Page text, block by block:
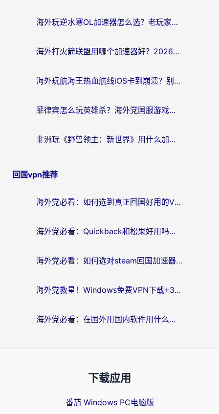
海外玩逆水寒OL加速器怎么选？老玩家亲测的避坑指南
海外打火箭联盟用哪个加速器好？2026实测指南帮你告别延迟卡顿
海外玩航海王热血航线iOS卡到崩溃？别慌，这篇指南解决你的国服游戏加速难题
菲律宾怎么玩英雄杀？海外党国服游戏畅玩指南（附延迟解决秘籍）
非洲玩《野兽领主：新世界》用什么加速器好？留学生亲测有效的解决方案
回国vpn推荐
海外党必看：如何选到真正回国好用的VPN？实测+避坑指南
海外党必看：Quickback和松果好用吗？3步教你选对回国加速器无缝刷国内资源
海外党必看：如何选对steam回国加速器？从踩坑到无缝访问国内资源的全攻略
海外党救星！Windows免费VPN下载+3步搞定国内资源无缝访问
海外党必看：在国外用国内软件用什么加速器好？解决追剧游戏办公的终极指南
下载应用
番茄 Windows PC电脑版